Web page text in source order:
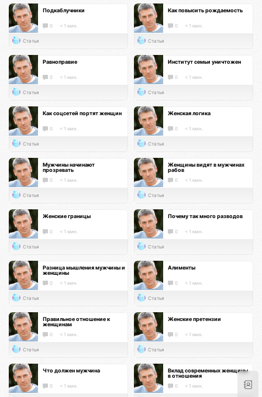
Подкаблучники
0 < 1 мин.
Статья
Как повысить рождаемость
0 < 1 мин.
Статья
Равноправие
0 < 1 мин.
Статья
Институт семьи уничтожен
0 < 1 мин.
Статья
Как соцсетей портят женщин
0 < 1 мин.
Статья
Женская логика
0 < 1 мин.
Статья
Мужчины начинают
прозревать
0 < 1 мин.
Статья
Женщины видят в мужчинах
рабов
0 < 1 мин.
Статья
Женские границы
0 < 1 мин.
Статья
Почему так много разводов
0 < 1 мин.
Статья
Разница мышления мужчины и
женщины
0 < 1 мин.
Статья
Алименты
0 < 1 мин.
Статья
Правильное отношение к
женщинам
0 < 1 мин.
Статья
Женские претензии
0 < 1 мин.
Статья
Что должен мужчина
0 < 1 мин.
Вклад современных женщины
в отношения
0 < 1 мин.